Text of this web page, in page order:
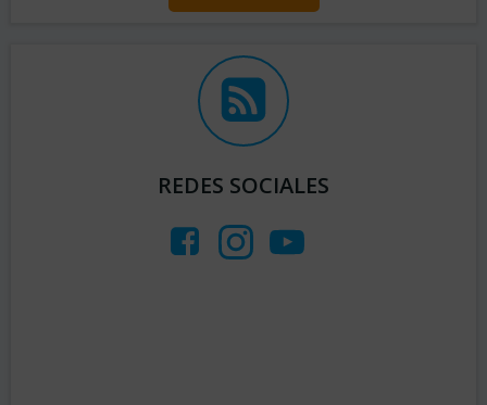
REDES SOCIALES